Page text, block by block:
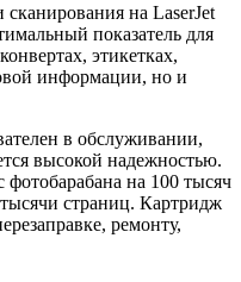
на LaserJet
показатель для
этикетках,
информации, но и
в обслуживании,
высокой надежностью.
на 100 тысяч
страниц. Картридж
ремонту,